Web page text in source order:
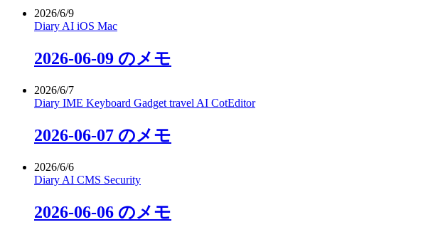
2026/6/9
Diary AI iOS Mac
2026-06-09 のメモ
2026/6/7
Diary IME Keyboard Gadget travel AI CotEditor
2026-06-07 のメモ
2026/6/6
Diary AI CMS Security
2026-06-06 のメモ